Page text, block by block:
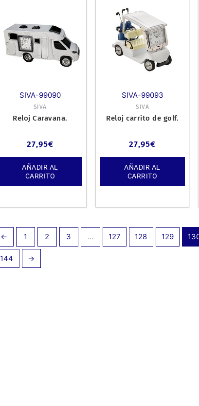
SIVA-99090
SIVA
Reloj Caravana.
27,95€
AÑADIR AL
CARRITO
SIVA-99093
SIVA
Reloj carrito de golf.
27,95€
AÑADIR AL
CARRITO
← 1 2 3 … 127 128 129
144 →